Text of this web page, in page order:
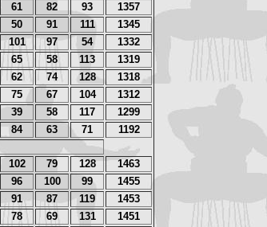
61 82 93
1357
50 91 111
1345
101 97 54
1332
65 58 113
1319
62 74 128
1318
75 67 104
1312
39 58 117
1299
84 63 71
1192
102 79 128
1463
96 100 99
1455
91 87 119
1453
78 69 131
1451